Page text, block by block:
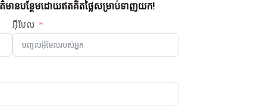
នបន្ថែមដោយឥតគិតថ្លៃសម្រាប់ទាញយក!
អ៊ីមែល